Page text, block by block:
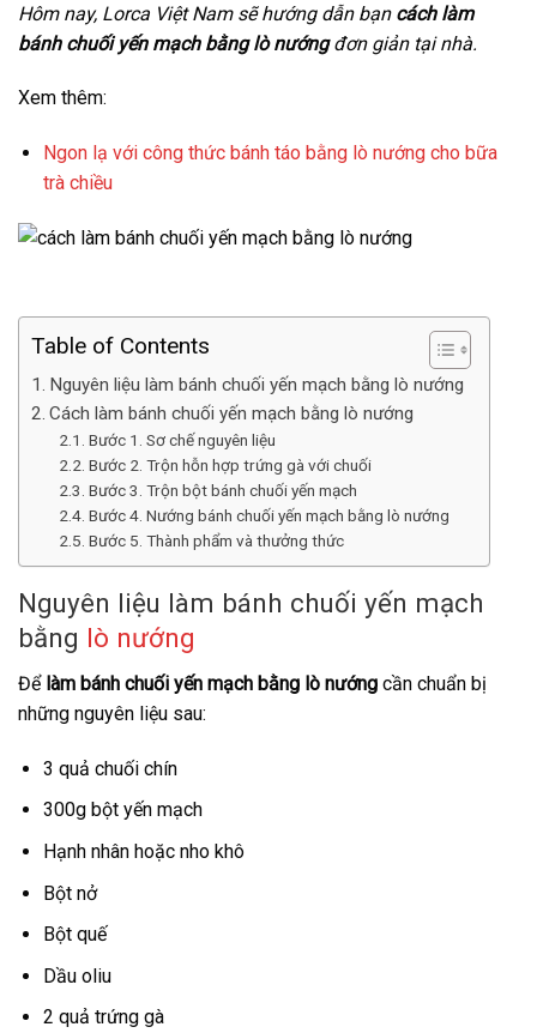
Hôm nay, Lorca Việt Nam sẽ hướng dẫn bạn cách làm
bánh chuối yến mạch bằng lò nướngđơn giản tại nhà.
Xem thêm:
Ngon lạ với công thức bánh táo bằng lò nướng cho bữa
trà chiều
Table of Contents
Nguyên liệu làm bánh chuối yến mạch bằng lò nướng
Cách làm bánh chuối yến mạch bằng lò nướng
Bước 1. Sơ chế nguyên liệu
Bước 2. Trộn hỗn hợp trứng gà với chuối
Bước 3. Trộn bột bánh chuối yến mạch
Bước 4. Nướng bánh chuối yến mạch bằng lò nướng
Bước 5. Thành phẩm và thưởng thức
Nguyên liệu làm bánh chuối yến mạch
bằng lò nướng
Để làm bánh chuối yến mạch bằng lò nướng cần chuẩn bị
những nguyên liệu sau:
3 quả chuối chín
300g bột yến mạch
Hạnh nhân hoặc nho khô
Bột nở
Bột quế
Dầu oliu
2 quả trứng gà